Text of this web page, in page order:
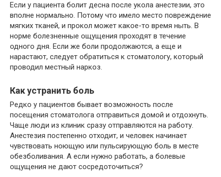
Если у пациента болит десна после укола анестезии, это
вполне нормально. Потому что имело место повреждение
мягких тканей, и прокол может какое-то время ныть. В
норме болезненные ощущения проходят в течение
одного дня. Если же боли продолжаются, а еще и
нарастают, следует обратиться к стоматологу, который
проводил местный наркоз.
Как устранить боль
Редко у пациентов бывает возможность после
посещения стоматолога отправиться домой и отдохнуть.
Чаще люди из клиник сразу отправляются на работу.
Анестезия постепенно отходит, и человек начинает
чувствовать ноющую или пульсирующую боль в месте
обезболивания. А если нужно работать, а болевые
ощущения не дают сосредоточиться?